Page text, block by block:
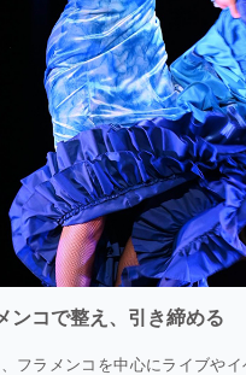
ンコで整え、引き締める
、フラメンコを中心にライブや